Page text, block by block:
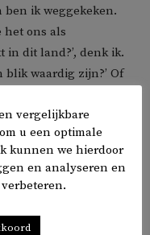
ben ik weggekeken.
het ons als
dit land?’, denk ik.
blik waardig zijn?’ Of
zie me nou breed
iemand op X over
nog toe?
vergelijkbare
u een optimale
kunnen we hierdoor
en analyseren en